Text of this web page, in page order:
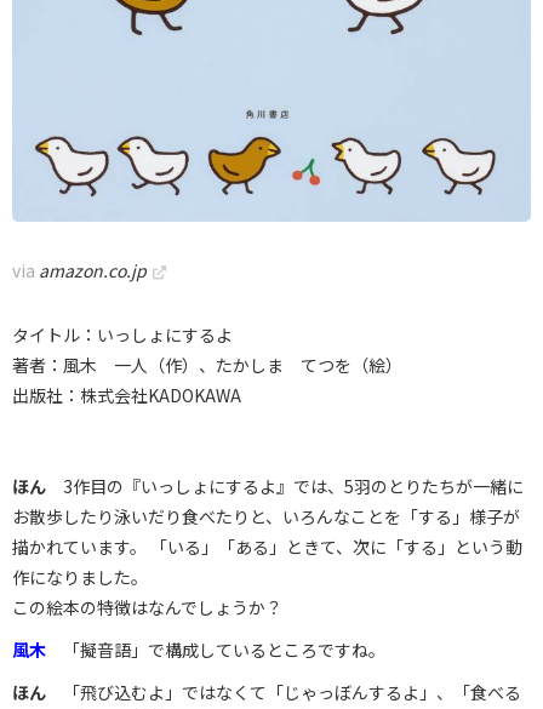
via amazon.co.jp
タイトル：いっしょにするよ
著者：風木 一人（作）、たかしま てつを（絵）
出版社：株式会社KADOKAWA
ほん 3作目の『いっしょにするよ』では、5羽のとりたちが一緒に
お散歩したり泳いだり食べたりと、いろんなことを「する」様子が
描かれています。 「いる」「ある」ときて、次に「する」という動
作になりました。
この絵本の特徴はなんでしょうか？
風木
「擬音語」で構成しているところですね。
ほん
「飛び込むよ」ではなくて「じゃっぼんするよ」、「食べる